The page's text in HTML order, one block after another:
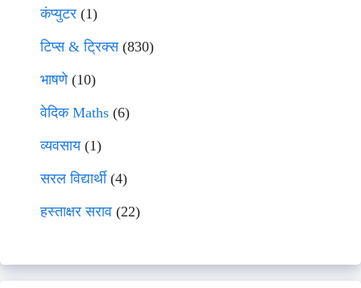
कंप्युटर (1)
टिप्स & ट्रिक्स(830)
भाषणे(10)
वेदिक Maths (6)
व्यवसाय(1)
सरल विद्यार्थी(4)
हस्ताक्षर सराव (22)